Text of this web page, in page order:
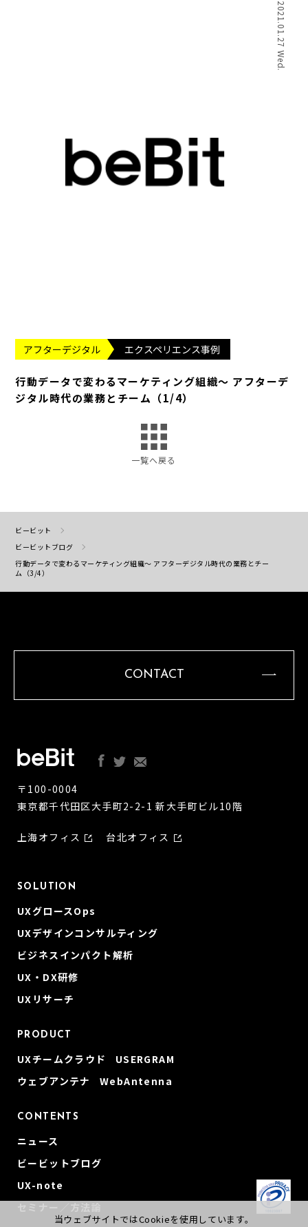
2021.01.27 Wed.
アフターデジタル エクスペリエンス事例
行動データで変わるマーケティング組織～ アフターデ
ジタル時代の業務とチーム（1/4）
一覧へ戻る
ビービット
ビービットブログ
行動データで変わるマーケティング組織～ アフターデジタル時代の業務とチー
ム（3/4）
CONTACT
〒100-0004
東京都千代田区大手町2-2-1 新大手町ビル10階
上海オフィス 台北オフィス
SOLUTION
UXグロースOps
UXデザインコンサルティング
ビジネスインパクト解析
UX・DX研修
UXリサーチ
PRODUCT
UXチームクラウド USERGRAM
ウェブアンテナ WebAntenna
CONTENTS
ニュース
ビービットブログ
UX-note
セミナー／方法論
当ウェブサイトではCookieを使用しています。